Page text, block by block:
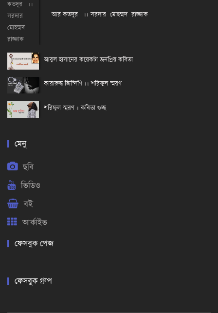
আর কতদূর ।। সরদার মোহম্মদ রাজ্জাক
আবুল হাসানের কয়েকটা জনপ্রিয় কবিতা
কারারুদ্ধ জিন্দিগি ।। শরিফুল স্মরণ
শরিফুল স্মরণ । কবিতা গুচ্ছ
মেনু
ছবি
ভিডিও
বই
আর্কাইভ
ফেসবুক পেজ
ফেসবুক গ্রুপ